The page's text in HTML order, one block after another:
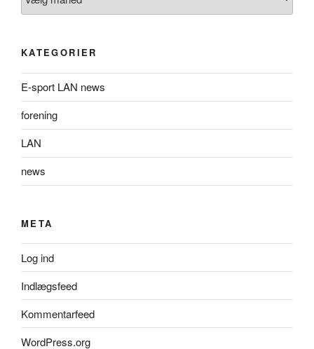
KATEGORIER
E-sport LAN news
forening
LAN
news
META
Log ind
Indlægsfeed
Kommentarfeed
WordPress.org